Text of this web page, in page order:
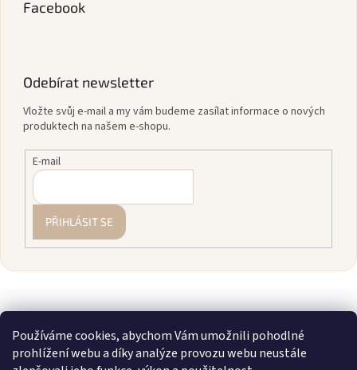
Používáme cookies, abychom Vám umožnili pohodlné
prohlížení webu a díky analýze provozu webu neustále
Facebook
Odebírat newsletter
Vložte svůj e-mail a my vám budeme zasílat informace o nových
produktech na našem e-shopu.
E-mail
PŘIHLÁSIT SE